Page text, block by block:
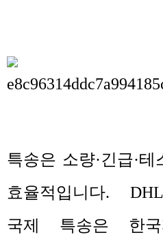
특송은 소량·긴급·테
효율적입니다.
국제 특송은 한